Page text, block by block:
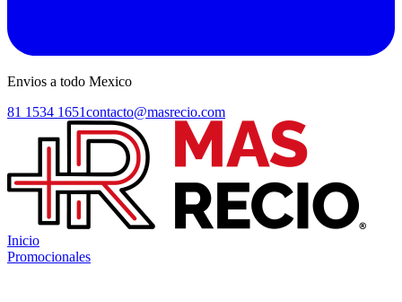
Envios a todo Mexico
81 1534 1651contacto@masrecio.com
Inicio
Promocionales